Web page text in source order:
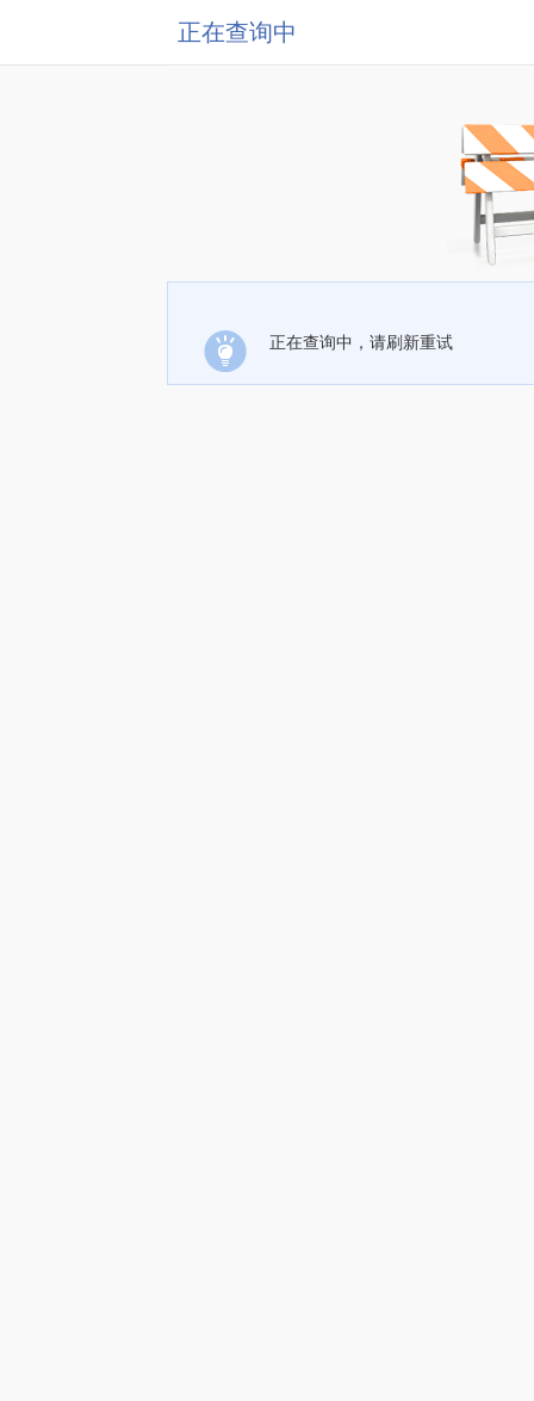
正在查询中
正在查询中，请刷新重试